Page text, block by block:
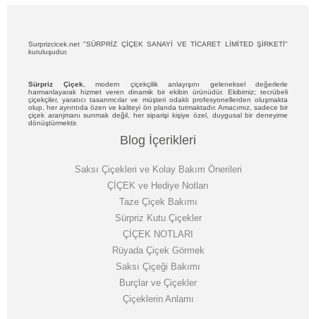
Surprizcicek.net "SÜRPRİZ ÇİÇEK SANAYİ VE TİCARET LİMİTED ŞİRKETİ"
kuruluşudur.
Sürpriz Çiçek , modern çiçekçilik anlayışını geleneksel değerlerle
harmanlayarak hizmet veren dinamik bir ekibin ürünüdür. Ekibimiz; tecrübeli
çiçekçiler, yaratıcı tasarımcılar ve müşteri odaklı profesyonellerden oluşmakta
olup, her ayrıntıda özen ve kaliteyi ön planda tutmaktadır. Amacımız, sadece bir
çiçek aranjmanı sunmak değil, her siparişi kişiye özel, duygusal bir deneyime
dönüştürmektir.
Blog İçerikleri
Saksı Çiçekleri ve Kolay Bakım Önerileri
ÇİÇEK ve Hediye Notları
Taze Çiçek Bakımı
Sürpriz Kutu Çiçekler
ÇİÇEK NOTLARI
Rüyada Çiçek Görmek
Saksı Çiçeği Bakımı
Burçlar ve Çiçekler
Çiçeklerin Anlamı